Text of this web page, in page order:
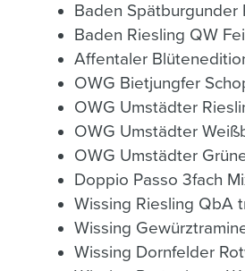
Baden Spätburgunder
Baden Riesling QW
Affentaler
OWG Bietjungfer
OWG Umstädter
Doppio Passo 3fach
Wissing Riesling QbA
Wissing
Wissing Dornfelder